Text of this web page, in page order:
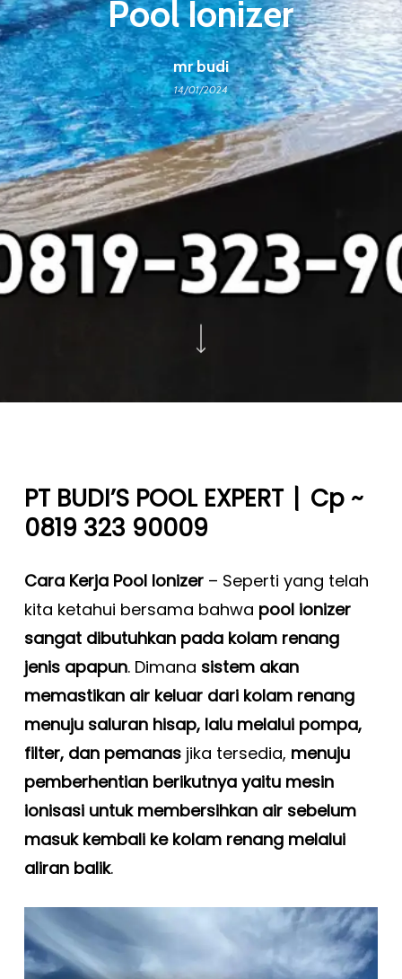
Pool Ionizer
mr budi
14/01/2024
PT BUDI’S POOL EXPERT| Cp ~
0819 323 90009
Cara Kerja Pool Ionizer– Seperti yang telah
kita ketahui bersama bahwa pool ionizer
sangat dibutuhkan pada kolam renang
jenis apapun. Dimana sistem akan
memastikan air keluar dari kolam renang
menuju saluran hisap, lalu melalui pompa,
filter, dan pemanasjika tersedia, menuju
pemberhentian berikutnya yaitu mesin
ionisasi untuk membersihkan air sebelum
masuk kembali ke kolam renang melalui
aliran balik.